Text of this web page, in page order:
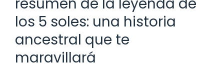
los 5 soles: una historia
ancestral que te
maravillará